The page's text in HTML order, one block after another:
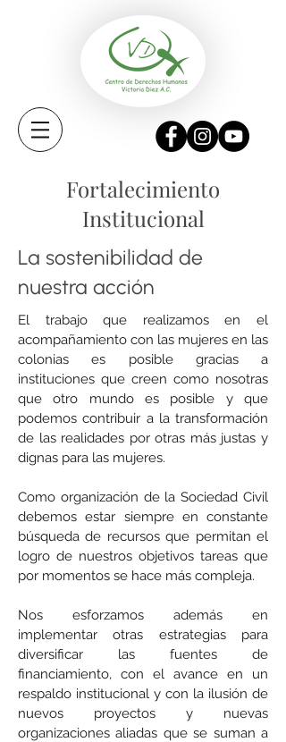
Fortalecimiento
Institucional
La sostenibilidad de
nuestra acción
El trabajo que realizamos en el
acompañamiento con las mujeres en las
colonias es posible gracias a
instituciones que creen como nosotras
que otro mundo es posible y que
podemos contribuir a la transformación
de las realidades por otras más justas y
dignas para las mujeres.
Como organización de la Sociedad Civil
debemos estar siempre en constante
búsqueda de recursos que permitan el
logro de nuestros objetivos tareas que
por momentos se hace más compleja.
Nos esforzamos además en
implementar otras estrategias para
diversificar las fuentes de
financiamiento, con el avance en un
respaldo institucional y con la ilusión de
nuevos proyectos y nuevas
organizaciones aliadas que se suman a